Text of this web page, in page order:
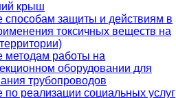
крыш
способам защиты и действиям в
токсичных веществ на
методам работы на
оборудовании для
трубопроводов
по реализации социальных услуг